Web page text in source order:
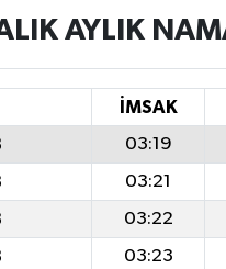
AYLIK
İMSAK
03:19
03:21
03:22
03:23